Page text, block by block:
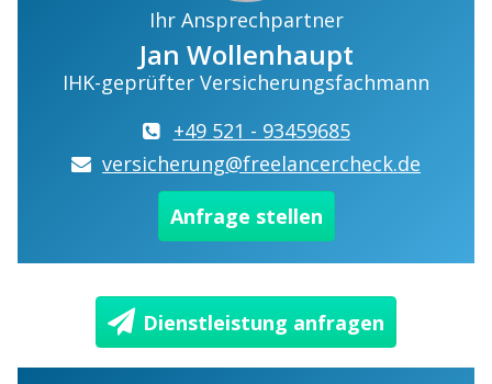
Ihr Ansprechpartner
Jan Wollenhaupt
IHK-geprüfter Versicherungsfachmann
+49 521 - 93459685
versicherung@freelancercheck.de
Anfrage stellen
Dienstleistung anfragen